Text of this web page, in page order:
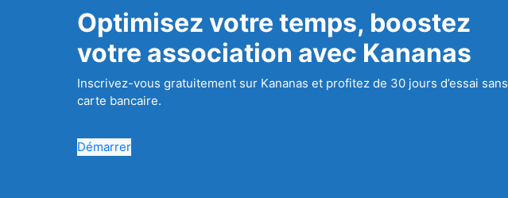
Optimisez votre temps, boostez
votre association avec Kananas
Inscrivez-vous gratuitement sur Kananas et profitez de 30 jours d’essai sans
carte bancaire.
Démarrer